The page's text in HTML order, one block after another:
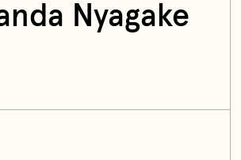
Nyagake